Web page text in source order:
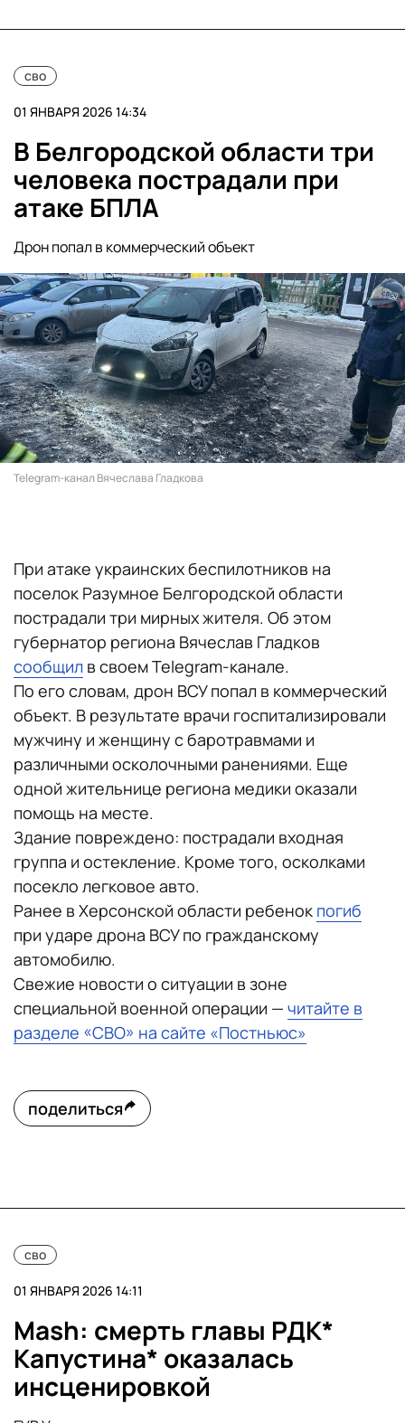
сво
01 ЯНВАРЯ 2026 14:34
В Белгородской области три
человека пострадали при
атаке БПЛА
Дрон попал в коммерческий объект
Telegram-канал Вячеслава Гладкова
При атаке украинских беспилотников на
поселок Разумное Белгородской области
пострадали три мирных жителя. Об этом
губернатор региона Вячеслав Гладков
сообщил в своем Telegram-канале.
По его словам, дрон ВСУ попал в коммерческий
объект. В результате врачи госпитализировали
мужчину и женщину с баротравмами и
различными осколочными ранениями. Еще
одной жительнице региона медики оказали
помощь на месте.
Здание повреждено: пострадали входная
группа и остекление. Кроме того, осколками
посекло легковое авто.
Ранее в Херсонской области ребенок погиб
при ударе дрона ВСУ по гражданскому
автомобилю.
Свежие новости о ситуации в зоне
специальной военной операции — читайте в
разделе «СВО» на сайте «Постньюс»
поделиться
сво
01 ЯНВАРЯ 2026 14:11
Mash: смерть главы РДК*
Капустина* оказалась
инсценировкой